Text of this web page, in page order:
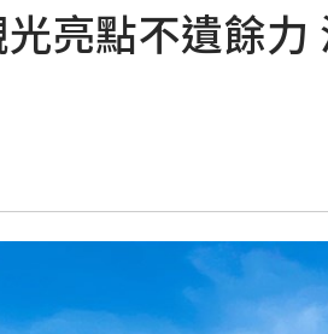
亮點不遺餘